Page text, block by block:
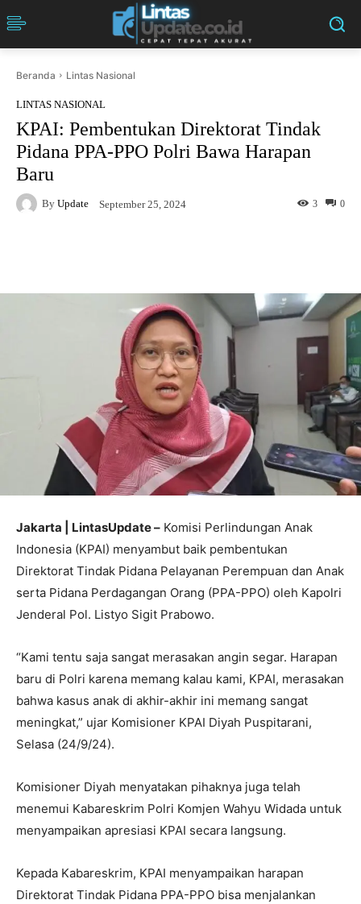
Beranda Lintas Nasional
LINTAS NASIONAL
KPAI: Pembentukan Direktorat Tindak
Pidana PPA-PPO Polri Bawa Harapan
Baru
By Update September 25, 2024 0
3
Jakarta | LintasUpdate – Komisi Perlindungan Anak
Indonesia (KPAI) menyambut baik pembentukan
Direktorat Tindak Pidana Pelayanan Perempuan dan Anak
serta Pidana Perdagangan Orang (PPA-PPO) oleh Kapolri
Jenderal Pol. Listyo Sigit Prabowo.
“Kami tentu saja sangat merasakan angin segar. Harapan
baru di Polri karena memang kalau kami, KPAI, merasakan
bahwa kasus anak di akhir-akhir ini memang sangat
meningkat,” ujar Komisioner KPAI Diyah Puspitarani,
Selasa (24/9/24).
Komisioner Diyah menyatakan pihaknya juga telah
menemui Kabareskrim Polri Komjen Wahyu Widada untuk
menyampaikan apresiasi KPAI secara langsung.
Kepada Kabareskrim, KPAI menyampaikan harapan
Direktorat Tindak Pidana PPA-PPO bisa menjalankan